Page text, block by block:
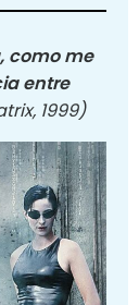
como me
entre
1999)